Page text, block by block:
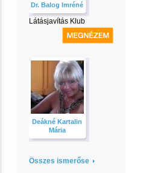
Dr. Balog Imréné
Látásjavítás Klub
Deákné Kartalin
Mária
Összes ismerőse